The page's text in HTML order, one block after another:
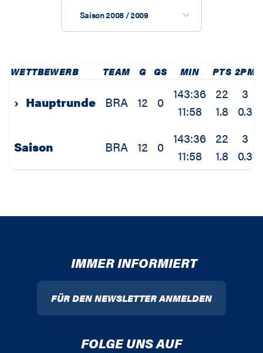
Saison 2008 / 2009
WETTBEWERB TEAM G GS MIN PTS 2PM
› Hauptrunde BRA 12 0
143:36
11:58
22
1.8
3
0.3
Saison BRA 12 0
143:36
11:58
22
1.8
3
0.3
IMMER INFORMIERT
FÜR DEN NEWSLETTER ANMELDEN
FOLGE UNS AUF